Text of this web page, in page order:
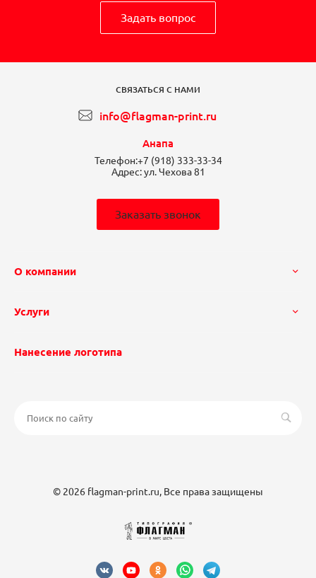
Задать вопрос
СВЯЗАТЬСЯ С НАМИ
info@flagman-print.ru
Анапа
Телефон:+7 (918) 333-33-34
Адрес:ул. Чехова 81
Заказать звонок
О компании
Услуги
Нанесение логотипа
© 2026 flagman-print.ru, Все права защищены